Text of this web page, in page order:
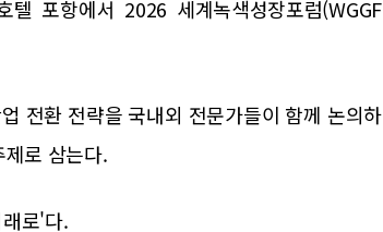
포항에서 2026 세계녹색성장포럼(WGGF
전환 전략을 국내외 전문가들이 함께 논의하
로 삼는다.
로'다.